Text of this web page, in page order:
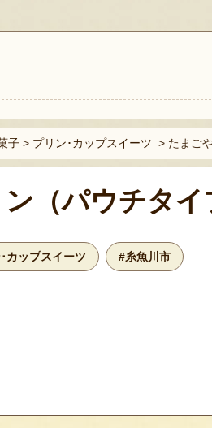
子 > プリン･カップスイーツ > たまご
（パウチタイ
カップスイーツ #糸魚川市